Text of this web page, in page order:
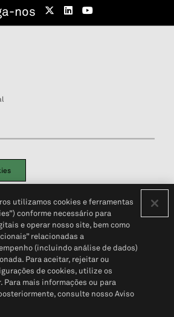
nos
de privacidade do cliente (em inglês)
Pessoais© 2026 S&P Global
utilizamos cookies e ferramentas
conforme necessário para
e operar nosso site, bem como
relacionadas a
(incluindo análise de dados)
Para aceitar, rejeitar ou
de cookies, utilize os
Para mais informações ou para
consulte nosso Aviso